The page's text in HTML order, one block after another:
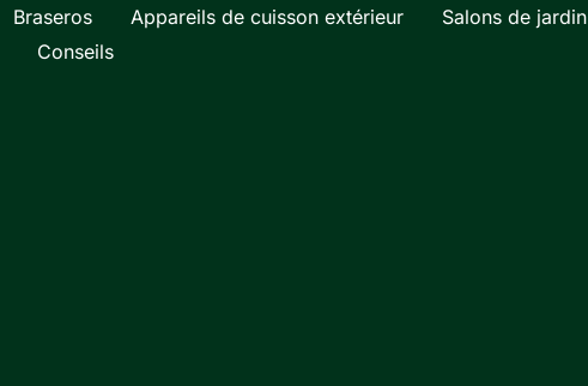
Braseros Appareils de cuisson extérieur Salons de jardin
Conseils